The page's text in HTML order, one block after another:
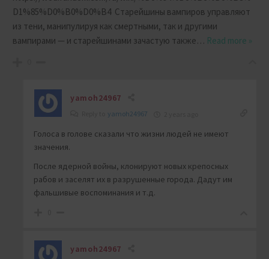
D1%85%D0%B0%D0%B4 Старейшины вампиров управляют
из тени, манипулируя как смертными, так и другими
вампирами — и старейшинами зачастую также… Read more »
yamoh24967
yamoh24967
Голоса в голове сказали что жизни людей не имеют
значения.
После ядерной войны, клонируют новых крепосных
рабов и заселят их в разрушенные города. Дадут им
фальшивые воспоминания и т.д.
yamoh24967